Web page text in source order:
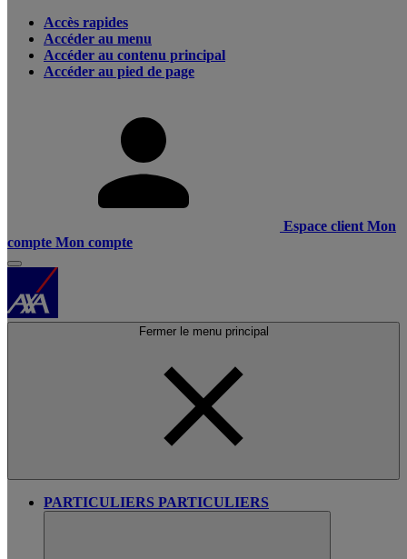
Accès rapides
Accéder au menu
Accéder au contenu principal
Accéder au pied de page
Espace client Mon
compte Mon compte
Fermer le menu principal
PARTICULIERS PARTICULIERS